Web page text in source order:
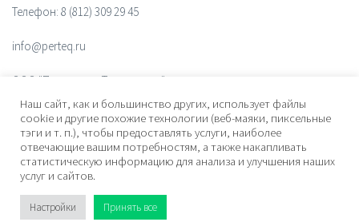
Телефон: 8 (812) 309 29 45
info@perteq.ru
ООО "Передовые Технологии"
ОГРН 1117847072628
Почтовый индекс 196006
Адрес: ул. Рощинская, дом 32, офис 201, лит. А. Санкт-Петербург,
Россия
Наш сайт, как и большинство других, использует файлы
cookie и другие похожие технологии (веб-маяки, пиксельные
тэги и т. п.), чтобы предоставлять услуги, наиболее
отвечающие вашим потребностям, а также накапливать
статистическую информацию для анализа и улучшения наших
услуг и сайтов.
Настройки Принять все